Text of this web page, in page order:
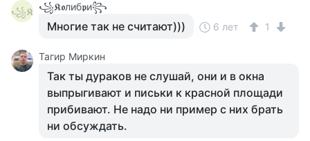
꧁𝕶 ꧁𝕶𝖔либ𝖕и꧂
Многие так не считают))) 6 лет 1
Тагир Миркин
Так ты дураков не слушай, они и в окна
выпрыгивают и письки к красной площади
прибивают. Не надо ни пример с них брать
ни обсуждать.